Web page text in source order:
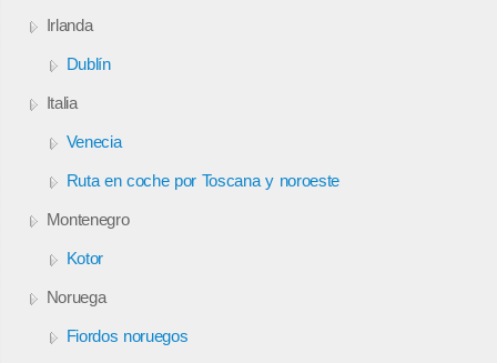
Irlanda
Dublín
Italia
Venecia
Ruta en coche por Toscana y noroeste
Montenegro
Kotor
Noruega
Fiordos noruegos